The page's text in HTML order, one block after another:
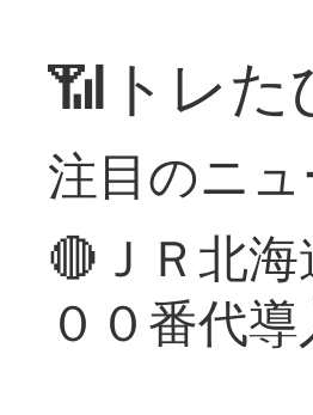
📶トレた
注目のニュ
🔴ＪＲ北
００番代